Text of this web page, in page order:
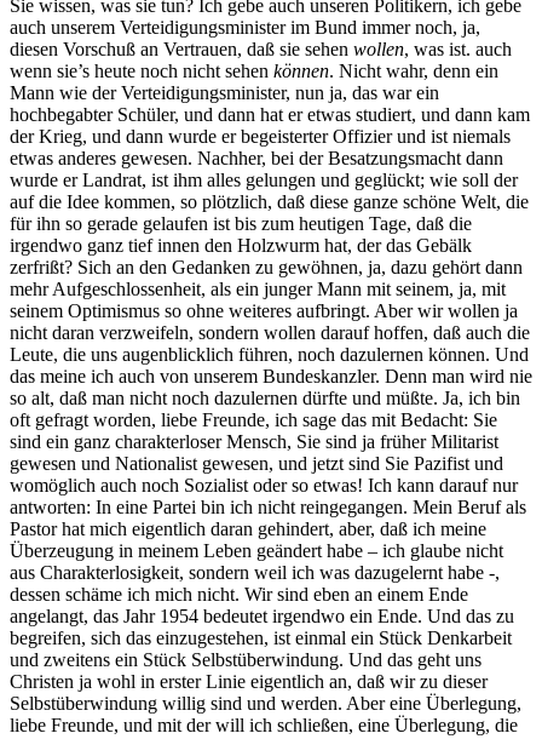
Sie wissen, was sie tun? Ich gebe auch unseren Politikern, ich gebe
auch unserem Verteidigungsminister im Bund immer noch, ja,
diesen Vorschuß an Vertrauen, daß sie sehen wollen, was ist. auch
wenn sie’s heute noch nicht sehen können. Nicht wahr, denn ein
Mann wie der Verteidigungsminister, nun ja, das war ein
hochbegabter Schüler, und dann hat er etwas studiert, und dann kam
der Krieg, und dann wurde er begeisterter Offizier und ist niemals
etwas anderes gewesen. Nachher, bei der Besatzungsmacht dann
wurde er Landrat, ist ihm alles gelungen und geglückt; wie soll der
auf die Idee kommen, so plötzlich, daß diese ganze schöne Welt, die
für ihn so gerade gelaufen ist bis zum heutigen Tage, daß die
irgendwo ganz tief innen den Holzwurm hat, der das Gebälk
zerfrißt? Sich an den Gedanken zu gewöhnen, ja, dazu gehört dann
mehr Aufgeschlossenheit, als ein junger Mann mit seinem, ja, mit
seinem Optimismus so ohne weiteres aufbringt. Aber wir wollen ja
nicht daran verzweifeln, sondern wollen darauf hoffen, daß auch die
Leute, die uns augenblicklich führen, noch dazulernen können. Und
das meine ich auch von unserem Bundeskanzler. Denn man wird nie
so alt, daß man nicht noch dazulernen dürfte und müßte. Ja, ich bin
oft gefragt worden, liebe Freunde, ich sage das mit Bedacht: Sie
sind ein ganz charakterloser Mensch, Sie sind ja früher Militarist
gewesen und Nationalist gewesen, und jetzt sind Sie Pazifist und
womöglich auch noch Sozialist oder so etwas! Ich kann darauf nur
antworten: In eine Partei bin ich nicht reingegangen. Mein Beruf als
Pastor hat mich eigentlich daran gehindert, aber, daß ich meine
Überzeugung in meinem Leben geändert habe – ich glaube nicht
aus Charakterlosigkeit, sondern weil ich was dazugelernt habe -,
dessen schäme ich mich nicht. Wir sind eben an einem Ende
angelangt, das Jahr 1954 bedeutet irgendwo ein Ende. Und das zu
begreifen, sich das einzugestehen, ist einmal ein Stück Denkarbeit
und zweitens ein Stück Selbstüberwindung. Und das geht uns
Christen ja wohl in erster Linie eigentlich an, daß wir zu dieser
Selbstüberwindung willig sind und werden. Aber eine Überlegung,
liebe Freunde, und mit der will ich schließen, eine Überlegung, die